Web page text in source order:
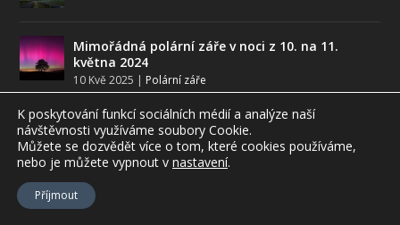
Mimořádná polární záře v noci z 10. na 11.
května 2024
10 Kvě 2025 | Polární záře
Optická sklizeň 2023
31 Pro 2023|Halové jevy ,Optické jevy
Bouřkový konec března 2023
K poskytování funkcí sociálních médií a analýze naší
návštěvnosti využíváme soubory Cookie.
Můžete se dozvědět více o tom, které cookies používáme,
nebo je můžete vypnout v nastavení.
Příjmout